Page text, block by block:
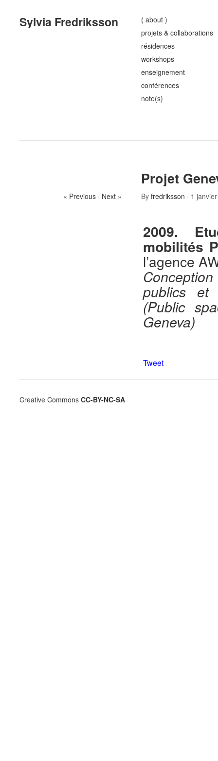
Sylvia Fredriksson
( about )
projets & collaborations
résidences
workshops
enseignement
conférences
note(s)
Projet
« Previous / Next » By fredriksson / 1
2009.
mobilités
l’agence
publics et
(Public
Geneva)
Tweet
Creative Commons CC-BY-NC-SA